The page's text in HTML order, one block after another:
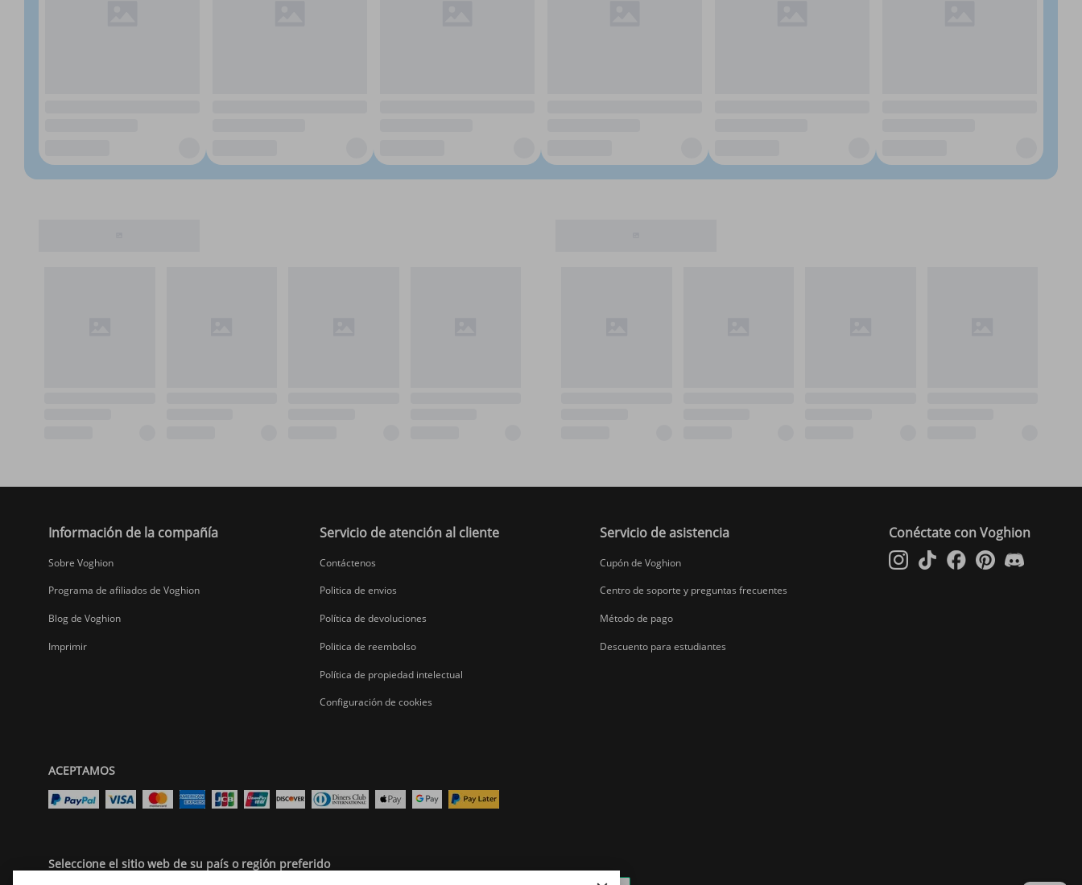
Información de la compañía
Sobre Voghion
Programa de afiliados de Voghion
Blog de Voghion
Imprimir
Servicio de atención al cliente
Contáctenos
Politica de envios
Política de devoluciones
Politica de reembolso
Política de propiedad intelectual
Configuración de cookies
Servicio de asistencia
Cupón de Voghion
Centro de soporte y preguntas frecuentes
Método de pago
Descuento para estudiantes
Conéctate con Voghion
ACEPTAMOS
Seleccione el sitio web de su país o región preferido